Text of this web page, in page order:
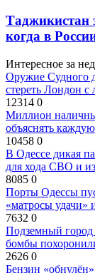
Таджикистан
когда в
Интересное за
Оружие Судного
стереть Лондон
12314 0
Миллион
объяснять
10458 0
В Одессе дикая
для хода СВО и
8085 0
Порты Одессы
«матросы удачи»
7632 0
Подземный
бомбы
2626 0
Бензин